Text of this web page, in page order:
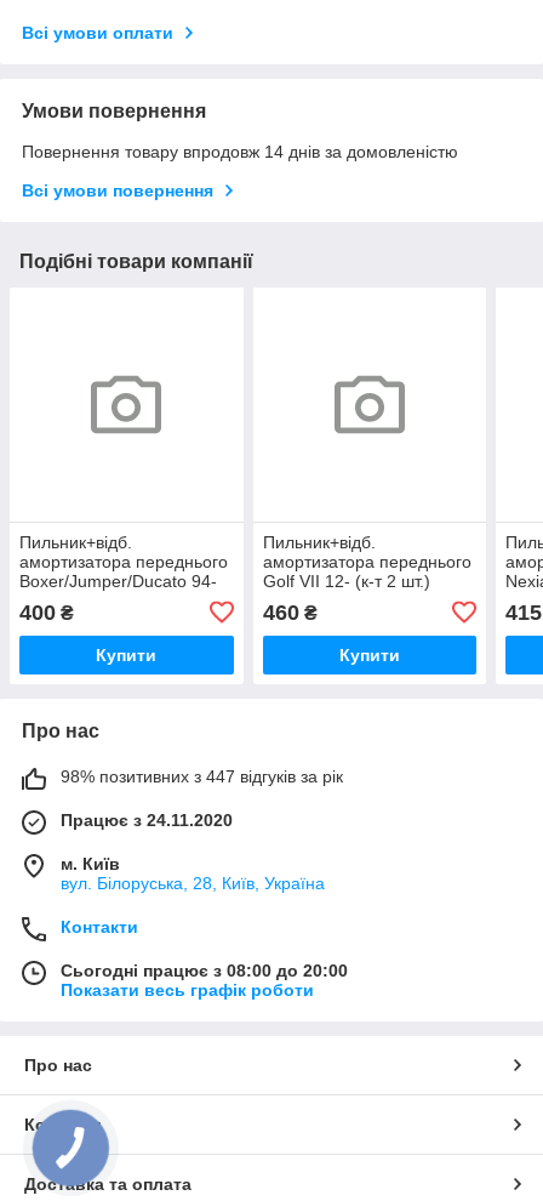
Всі умови оплати
Умови повернення
Повернення товару впродовж 14 днів за домовленістю
Всі умови повернення
Подібні товари компанії
Пильник+відб.
амортизатора переднього
Boxer/Jumper/Ducato 94-
02 (к-т 2 шт.) (1313045080)
400 ₴
Купити
Пильник+відб.
амортизатора переднього
Golf VII 12- (к-т 2 шт.)
460₴
Купити
415
Про нас
98% позитивних з 447 відгуків за рік
Працює з 24.11.2020
м. Київ
вул. Білоруська, 28, Київ, Україна
Контакти
Сьогодні працює з 08:00 до 20:00
Показати весь графік роботи
Про нас
Контакти
Доставка та оплата